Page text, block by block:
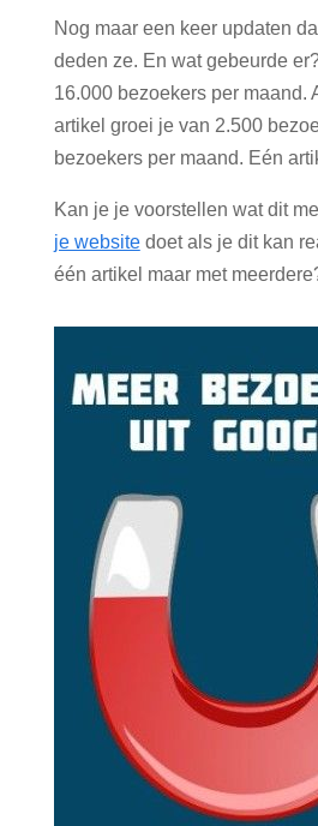
Nog maar een keer updaten
deden ze. En wat gebeurde
16.000 bezoekers per maand.
artikel groei je van 2.500
bezoekers per maand. Eén
Kan je je voorstellen wat dit
je websitedoet als je dit kan
één artikel maar met